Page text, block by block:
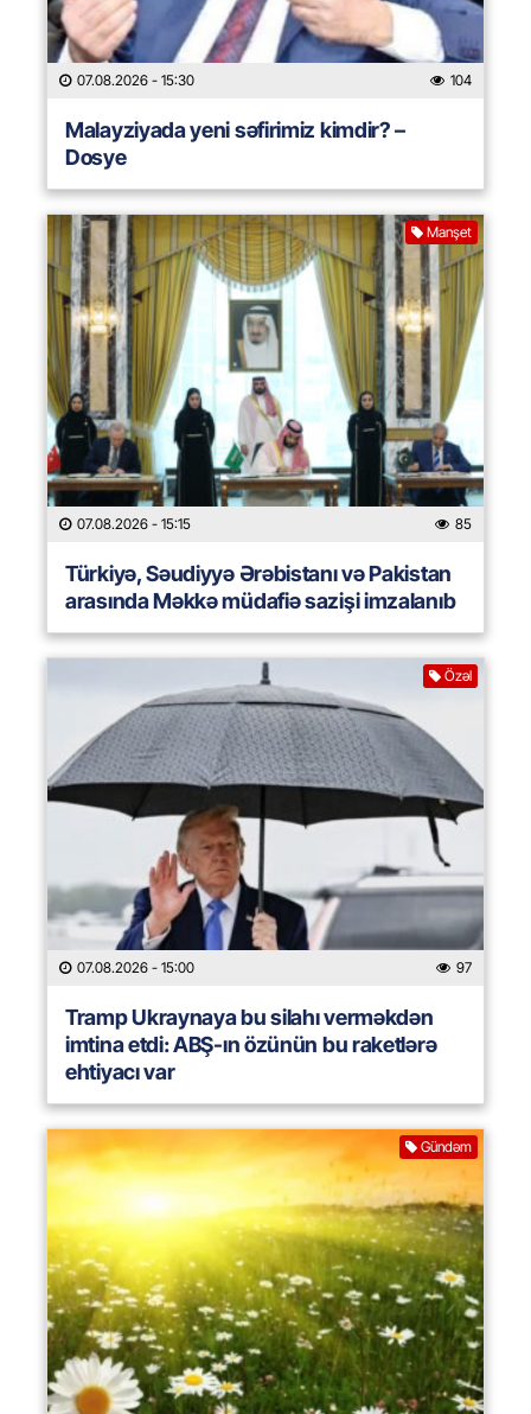
07.08.2026 - 15:30 104
Malayziyada yeni səfirimiz kimdir? –
Dosye
Manşet
07.08.2026 - 15:15 85
Türkiyə, Səudiyyə Ərəbistanı və Pakistan
arasında Məkkə müdafiə sazişi imzalanıb
Özəl
07.08.2026 - 15:00 97
Tramp Ukraynaya bu silahı verməkdən
imtina etdi: ABŞ-ın özünün bu raketlərə
ehtiyacı var
Gündəm